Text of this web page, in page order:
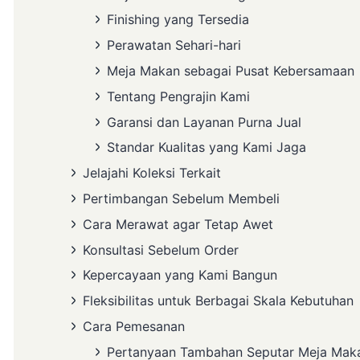
Finishing yang Tersedia
Perawatan Sehari-hari
Meja Makan sebagai Pusat Kebersamaan
Tentang Pengrajin Kami
Garansi dan Layanan Purna Jual
Standar Kualitas yang Kami Jaga
Jelajahi Koleksi Terkait
Pertimbangan Sebelum Membeli
Cara Merawat agar Tetap Awet
Konsultasi Sebelum Order
Kepercayaan yang Kami Bangun
Fleksibilitas untuk Berbagai Skala Kebutuhan
Cara Pemesanan
Pertanyaan Tambahan Seputar Meja